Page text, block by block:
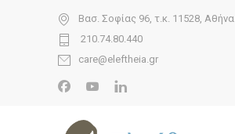
Βασ. Σοφίας 96, τ.κ. 11528, Αθήνα
210.74.80.440
care@eleftheia.gr